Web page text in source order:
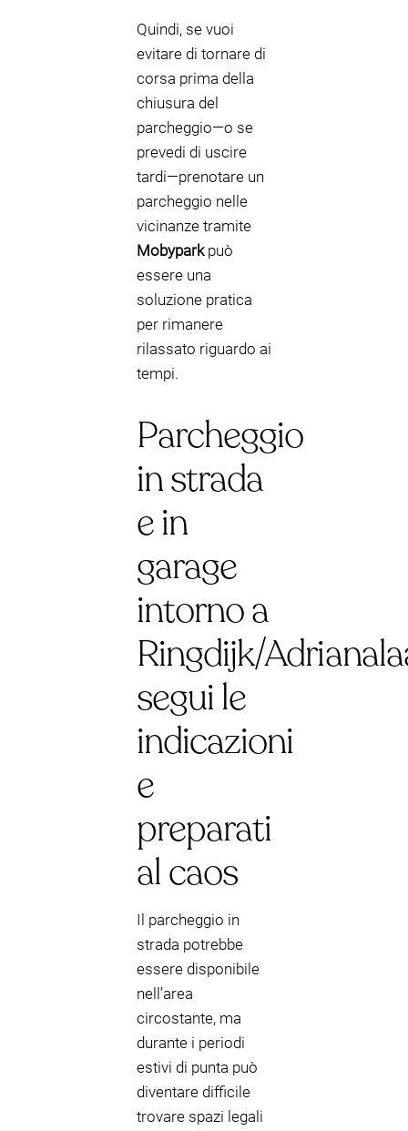
Quindi, se vuoi
evitare di tornare di
corsa prima della
chiusura del
parcheggio—o se
prevedi di uscire
tardi—prenotare un
parcheggio nelle
vicinanze tramite
Mobyparkpuò
essere una
soluzione pratica
per rimanere
rilassato riguardo ai
tempi.
Parcheggio
in strada
e in
garage
intorno a
Ringdijk/
segui le
indicazioni
e
preparati
al caos
Il parcheggio in
strada potrebbe
essere disponibile
nell’area
circostante, ma
durante i periodi
estivi di punta può
diventare difficile
trovare spazi legali